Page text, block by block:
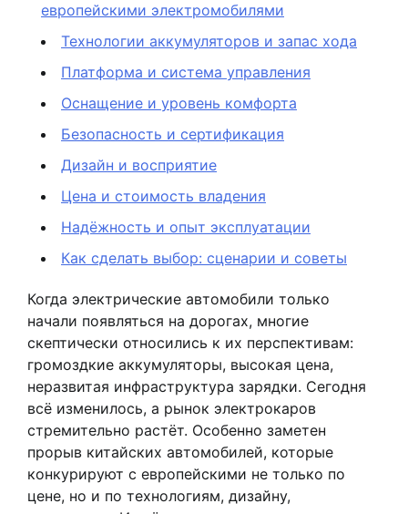
европейскими электромобилями
Технологии аккумуляторов и запас хода
Платформа и система управления
Оснащение и уровень комфорта
Безопасность и сертификация
Дизайн и восприятие
Цена и стоимость владения
Надёжность и опыт эксплуатации
Как сделать выбор: сценарии и советы
Когда электрические автомобили только
начали появляться на дорогах, многие
скептически относились к их перспективам:
громоздкие аккумуляторы, высокая цена,
неразвитая инфраструктура зарядки. Сегодня
всё изменилось, а рынок электрокаров
стремительно растёт. Особенно заметен
прорыв китайских автомобилей, которые
конкурируют с европейскими не только по
цене, но и по технологиям, дизайну,